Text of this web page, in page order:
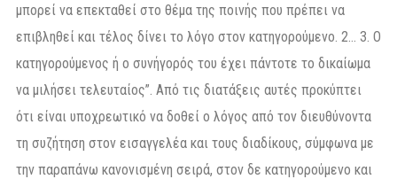
μπορεί να επεκταθεί στο θέμα της ποινής που πρέπει να
επιβληθεί και τέλος δίνει το λόγο στον κατηγορούμενο. 2… 3. Ο
κατηγορούμενος ή ο συνήγορός του έχει πάντοτε το δικαίωμα
να μιλήσει τελευταίος”. Από τις διατάξεις αυτές προκύπτει
ότι είναι υποχρεωτικό να δοθεί ο λόγος από τον διευθύνοντα
τη συζήτηση στον εισαγγελέα και τους διαδίκους, σύμφωνα με
την παραπάνω κανονισμένη σειρά, στον δε κατηγορούμενο και